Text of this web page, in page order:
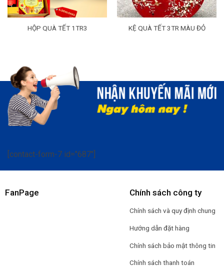
HỘP QUÀ TẾT 1TR3 KỆ QUÀ TẾT 3TR MÀU ĐỎ
[contact-form-7 id="687"]
FanPage Chính sách công ty
Chính sách và quy định chung
Hướng dẫn đặt hàng
Chính sách bảo mật thông tin
Chính sách thanh toán